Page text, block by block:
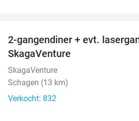
2-gangendiner + evt.
SkagaVenture
SkagaVenture
Schagen (13 km)
Verkocht: 832